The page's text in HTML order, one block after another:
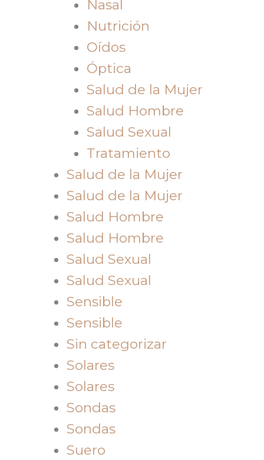
Nasal
Nutrición
Oídos
Óptica
Salud de la Mujer
Salud Hombre
Salud Sexual
Tratamiento
Salud de la Mujer
Salud de la Mujer
Salud Hombre
Salud Hombre
Salud Sexual
Salud Sexual
Sensible
Sensible
Sin categorizar
Solares
Solares
Sondas
Sondas
Suero